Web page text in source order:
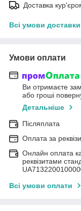
Доставка
Всі умови доставки
Умови оплати
Ви отримаєте
або гроші
Детальніше
Післяплата
Оплата за
Онлайн оплата
реквізитами
Всі умови оплати